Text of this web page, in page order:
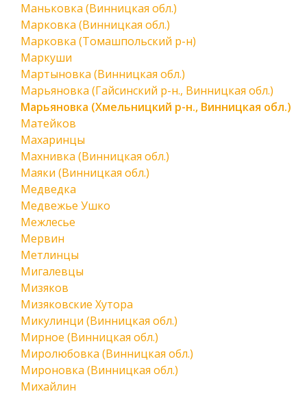
Маньковка (Винницкая обл.)
Марковка (Винницкая обл.)
Марковка (Томашпольский р-н)
Маркуши
Мартыновка (Винницкая обл.)
Марьяновка (Гайсинский р-н., Винницкая обл.)
Марьяновка (Хмельницкий р-н., Винницкая обл.)
Матейков
Махаринцы
Махнивка (Винницкая обл.)
Маяки (Винницкая обл.)
Медведка
Медвежье Ушко
Межлесье
Мервин
Метлинцы
Мигалевцы
Мизяков
Мизяковские Хутора
Микулинци (Винницкая обл.)
Мирное (Винницкая обл.)
Миролюбовка (Винницкая обл.)
Мироновка (Винницкая обл.)
Михайлин